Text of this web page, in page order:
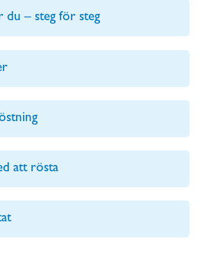
du – steg för steg
att rösta